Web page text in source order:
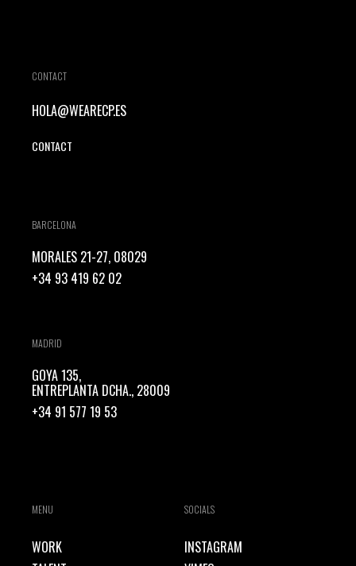
CONTACT
HOLA@WEARECP.ES
CONTACT
BARCELONA
MORALES 21-27, 08029
+34 93 419 62 02
MADRID
GOYA 135,
ENTREPLANTA DCHA., 28009
+34 91 577 19 53
MENU
WORK
SOCIALS
INSTAGRAM